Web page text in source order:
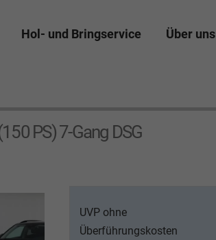
Hol- und Bringservice Über uns
PS) 7-Gang DSG
UVP ohne
Überführungskosten